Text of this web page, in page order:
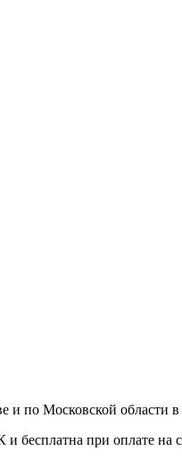
и по Московской области в
бесплатна при оплате на